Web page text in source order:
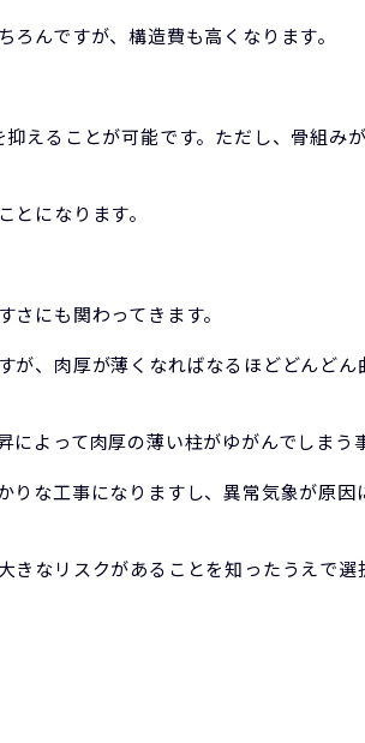
んですが、構造費も高くなります。
えることが可能です。ただし、骨組み
になります。
にも関わってきます。
、肉厚が薄くなればなるほどどんどん
よって肉厚の薄い柱がゆがんでしまう
りな工事になりますし、異常気象が原
きなリスクがあることを知ったうえで